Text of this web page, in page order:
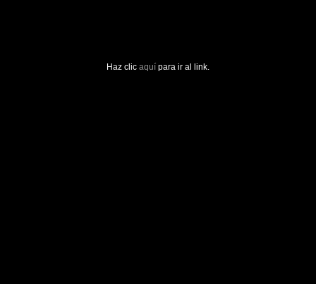
Haz clic aquí para ir al link.